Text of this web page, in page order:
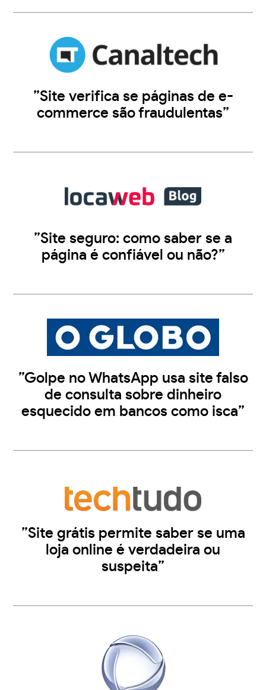
”Site verifica se páginas de e-
commerce são fraudulentas”
”Site seguro: como saber se a
página é confiável ou não?”
”Golpe no WhatsApp usa site falso
de consulta sobre dinheiro
esquecido em bancos como isca”
”Site grátis permite saber se uma
loja online é verdadeira ou
suspeita”